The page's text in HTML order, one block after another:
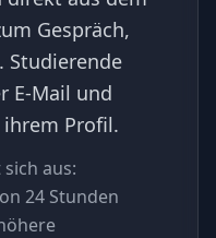
Gespräch,
Studierende
E-Mail und
Profil.
aus:
24 Stunden